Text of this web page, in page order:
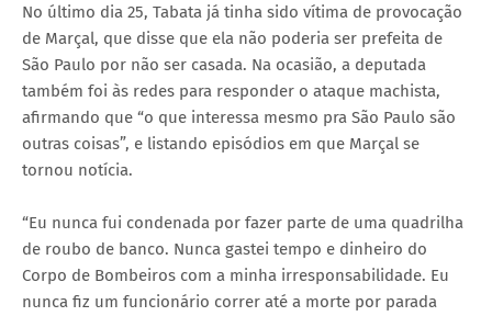
No último dia 25, Tabata já tinha sido vítima de provocação
de Marçal, que disse que ela não poderia ser prefeita de
São Paulo por não ser casada. Na ocasião, a deputada
também foi às redes para responder o ataque machista,
afirmando que “o que interessa mesmo pra São Paulo são
outras coisas”, e listando episódios em que Marçal se
tornou notícia.
“Eu nunca fui condenada por fazer parte de uma quadrilha
de roubo de banco. Nunca gastei tempo e dinheiro do
Corpo de Bombeiros com a minha irresponsabilidade. Eu
nunca fiz um funcionário correr até a morte por parada